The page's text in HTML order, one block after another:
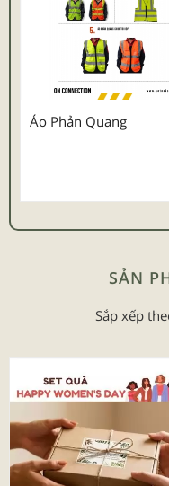
Áo Phản Quang
SẢN
Sắp xếp